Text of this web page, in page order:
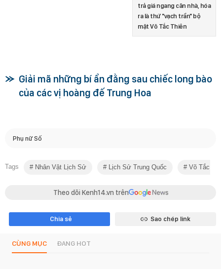
trả giá ngang căn nhà, hóa
ra là thứ "vạch trần" bộ
mặt Võ Tắc Thiên
Giải mã những bí ẩn đằng sau chiếc long bào
của các vị hoàng đế Trung Hoa
Phụ nữ Số
Tags Nhân Vật Lịch Sử Lịch Sử Trung Quốc Võ Tắc
Theo dõi Kenh14.vn trên
Chia sẻ Sao chép link
CÙNG MỤC ĐANG HOT